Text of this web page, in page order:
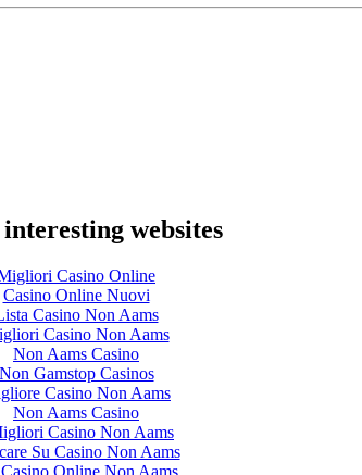
websites
Casino Online
Casino Online Nuovi
Casino Non Aams
Casino Non Aams
Non Aams Casino
Non Gamstop Casinos
Casino Non Aams
Non Aams Casino
Casino Non Aams
Su Casino Non Aams
Online Non Aams